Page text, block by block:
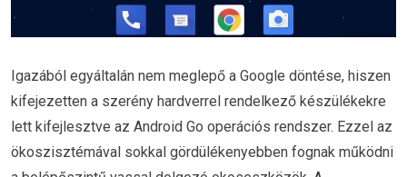
Igazából egyáltalán nem meglepő a Google döntése, hiszen
kifejezetten a szerény hardverrel rendelkező készülékekre
lett kifejlesztve az Android Go operációs rendszer. Ezzel az
ökoszisztémával sokkal gördülékenyebben fognak működni